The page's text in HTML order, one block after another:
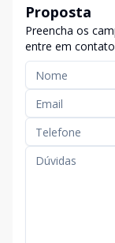
Proposta
Preencha os
entre em contato